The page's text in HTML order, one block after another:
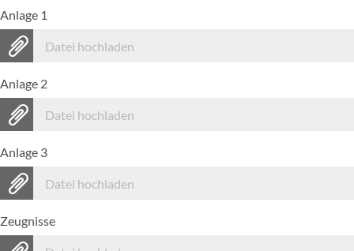
Anlage 1
Datei hochladen
Anlage 2
Datei hochladen
Anlage 3
Datei hochladen
Zeugnisse